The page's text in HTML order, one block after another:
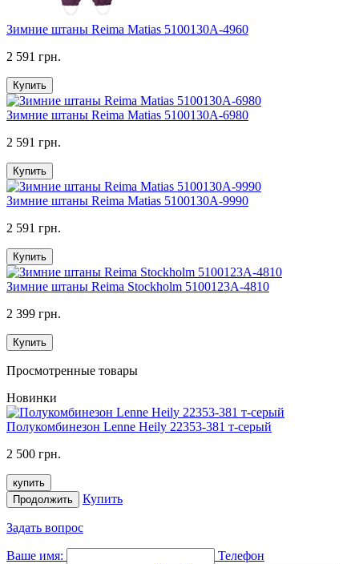
Зимние штаны Reima Matias 5100130A-4960
2 591 грн.
Купить
Зимние штаны Reima Matias 5100130A-6980
2 591 грн.
Купить
Зимние штаны Reima Matias 5100130A-9990
2 591 грн.
Купить
Зимние штаны Reima Stockholm 5100123A-4810
2 399 грн.
Купить
Просмотренные товары
Новинки
Полукомбинезон Lenne Heily 22353-381 т-серый
2 500 грн.
купить
Продолжить
Купить
Задать вопрос
Ваше имя:
Телефон